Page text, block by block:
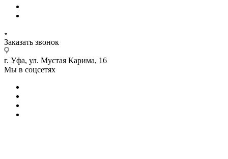
Заказать звонок
г. Уфа, ул. Мустая Карима, 16
Мы в соцсетях